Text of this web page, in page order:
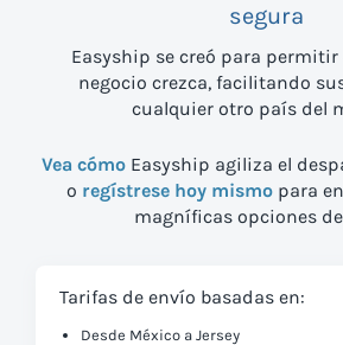
segura
Easyship se creó para
negocio crezca, facilitando
cualquier otro país del
Vea cómo Easyship agiliza el
o regístrese hoy mismo para
magníficas opciones
Tarifas de envío basadas en:
Desde México a Jersey